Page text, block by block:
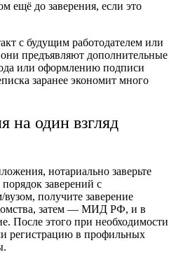
ещё до заверения, если это
с будущим работодателем или
предъявляют дополнительные
или оформлению подписи
заранее экономит много
на один взгляд
нотариально заверьте
заверений с
вузом, получите заверение
затем — МИД РФ, и в
После этого при необходимости
регистрацию в профильных